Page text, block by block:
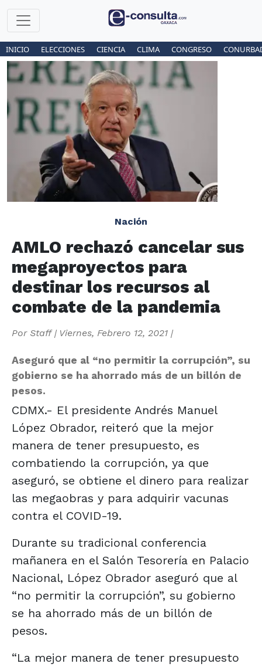
INICIO ELECCIONES CIENCIA CLIMA CONGRESO
Nación
AMLO rechazó cancelar sus
megaproyectos para
destinar los recursos al
combate de la pandemia
Por Staff| Viernes, Febrero 12, 2021 |
Aseguró que al “no permitir la corrupción”, su
gobierno se ha ahorrado más de un billón de
pesos.
CDMX.- El presidente Andrés Manuel
López Obrador, reiteró que la mejor
manera de tener presupuesto, es
combatiendo la corrupción, ya que
aseguró, se obtiene el dinero para realizar
las megaobras y para adquirir vacunas
contra el COVID-19.
Durante su tradicional conferencia
mañanera en el Salón Tesorería en Palacio
Nacional, López Obrador aseguró que al
“no permitir la corrupción”, su gobierno
se ha ahorrado más de un billón de
pesos.
“La mejor manera de tener presupuesto